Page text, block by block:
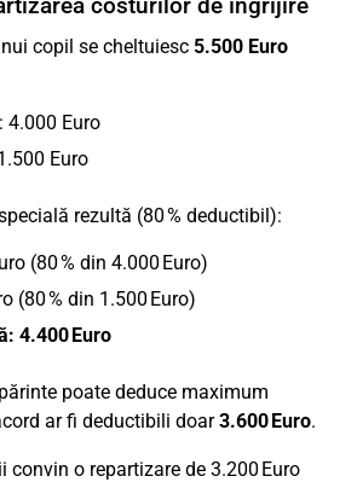
copil se cheltuiesc 5.500 Euro
4.000 Euro
Euro
rezultă (80 % deductibil):
(80 % din 4.000 Euro)
(80 % din 1.500 Euro)
4.400 Euro
poate deduce maximum
ar fi deductibili doar3.600 Euro.
convin o repartizare de 3.200 Euro